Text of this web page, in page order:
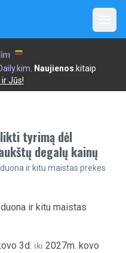
Naujienos .kitaip
Jūs!
tyrimą dėl
degalų kainų
ir kitu maistas prekes
ir kitu maistas
3d. iki 2027m. kovo